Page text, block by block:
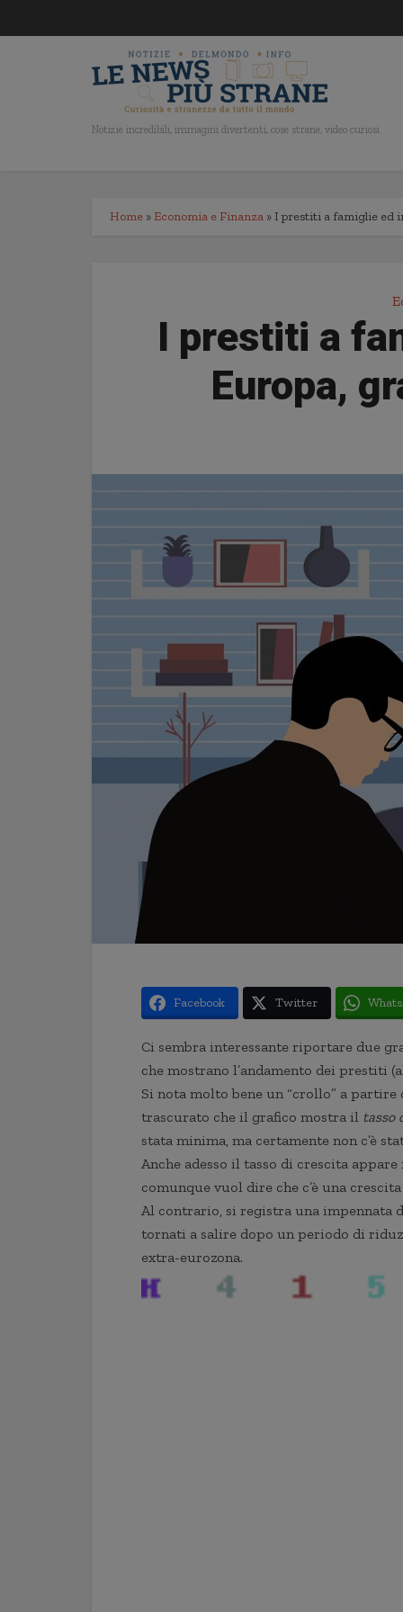
Notizie incredibili, immagini divertenti, cose strane, video curiosi
Home » Economia e Finanza » I prestiti a famiglie ed
I prestiti a
Europa,
Facebook Twitter
Ci sembra interessante riportare due
che mostrano l’andamento dei prestiti
Si nota molto bene un “crollo” a
trascurato che il grafico mostra il tasso
stata minima, ma certamente non c’è
Anche adesso il tasso di crescita
comunque vuol dire che c’è una
Al contrario, si registra una impennata
tornati a salire dopo un periodo di
extra-eurozona.